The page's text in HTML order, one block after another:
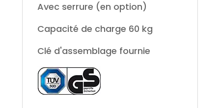
Avec serrure (en option)
Capacité de charge 60 kg
Clé d'assemblage fournie